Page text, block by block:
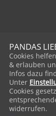
PANDAS
Cookies
& erlauben
Infos dazu
Unter
Cookies
widerrufen.